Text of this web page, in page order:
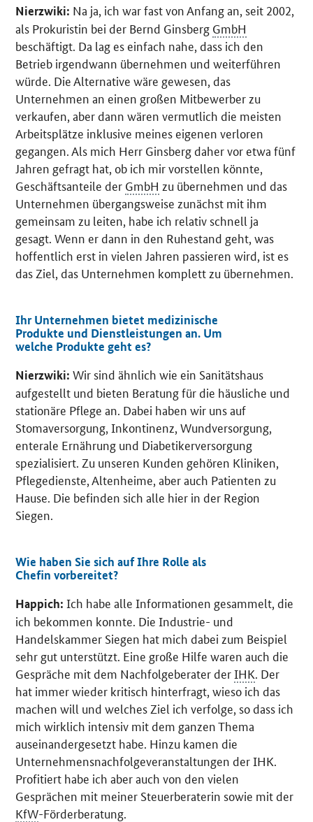
Nierzwiki: Na ja, ich war fast von Anfang an, seit 2002,
als Prokuristin bei der Bernd Ginsberg GmbH
beschäftigt. Da lag es einfach nahe, dass ich den
Betrieb irgendwann übernehmen und weiterführen
würde. Die Alternative wäre gewesen, das
Unternehmen an einen großen Mitbewerber zu
verkaufen, aber dann wären vermutlich die meisten
Arbeitsplätze inklusive meines eigenen verloren
gegangen. Als mich Herr Ginsberg daher vor etwa fünf
Jahren gefragt hat, ob ich mir vorstellen könnte,
Geschäftsanteile der GmbH zu übernehmen und das
Unternehmen übergangsweise zunächst mit ihm
gemeinsam zu leiten, habe ich relativ schnell ja
gesagt. Wenn er dann in den Ruhestand geht, was
hoffentlich erst in vielen Jahren passieren wird, ist es
das Ziel, das Unternehmen komplett zu übernehmen.
Ihr Unternehmen bietet medizinische
Produkte und Dienstleistungen an. Um
welche Produkte geht es?
Nierzwiki: Wir sind ähnlich wie ein Sanitätshaus
aufgestellt und bieten Beratung für die häusliche und
stationäre Pflege an. Dabei haben wir uns auf
Stomaversorgung, Inkontinenz, Wundversorgung,
enterale Ernährung und Diabetikerversorgung
spezialisiert. Zu unseren Kunden gehören Kliniken,
Pflegedienste, Altenheime, aber auch Patienten zu
Hause. Die befinden sich alle hier in der Region
Siegen.
Wie haben Sie sich auf Ihre Rolle als
Chefin vorbereitet?
Happich: Ich habe alle Informationen gesammelt, die
ich bekommen konnte. Die Industrie- und
Handelskammer Siegen hat mich dabei zum Beispiel
sehr gut unterstützt. Eine große Hilfe waren auch die
Gespräche mit dem Nachfolgeberater derIHK . Der
hat immer wieder kritisch hinterfragt, wieso ich das
machen will und welches Ziel ich verfolge, so dass ich
mich wirklich intensiv mit dem ganzen Thema
auseinandergesetzt habe. Hinzu kamen die
Unternehmensnachfolgeveranstaltungen der IHK.
Profitiert habe ich aber auch von den vielen
Gesprächen mit meiner Steuerberaterin sowie mit der
KfW-Förderberatung.